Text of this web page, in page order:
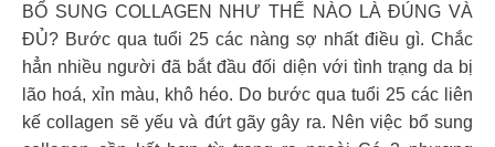
BỔ SUNG COLLAGEN NHƯ THẾ NÀO LÀ ĐÚNG VÀ
ĐỦ? Bước qua tuổi 25 các nàng sợ nhất điều gì. Chắc
hẳn nhiều người đã bắt đầu đối diện với tình trạng da bị
lão hoá, xỉn màu, khô héo. Do bước qua tuổi 25 các liên
kế collagen sẽ yếu và đứt gãy gây ra. Nên việc bổ sung